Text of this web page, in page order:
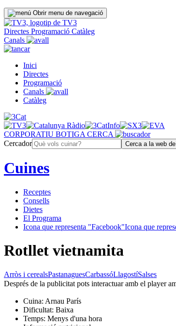
Obrir menu de navegació
Directes Programació Catàleg
Canals
Inici
Directes
Programació
Canals
Catàleg
CORPORATIU BOTIGA CERCA
Cercador
Cerca a la web
Cuines
Receptes
Consells
Dietes
El Programa
Icona que representa "Facebook"Icona que
Rotllet vietnamita
Arròs i cerealsPastanaguesCarbassóLlagostíSalses
Després de la publicitat pots interactuar amb el player
Cuina: Arnau París
Dificultat: Baixa
Temps: Menys d'una hora